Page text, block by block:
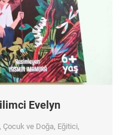
Evelyn
, Çocuk ve Doğa, Eğitici,